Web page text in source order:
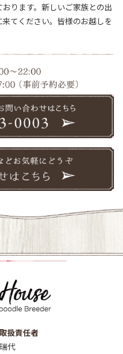
ります。新しいご家族との出
てください。皆様のお越しを
扱責任者
代